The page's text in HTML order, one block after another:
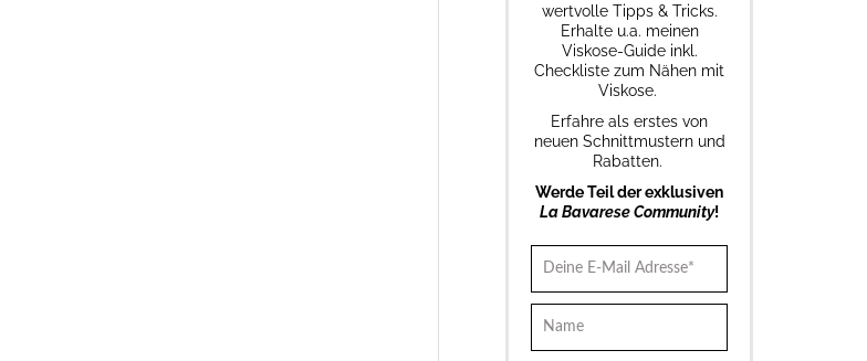
wertvolle Tipps & Tricks.
Erhalte u.a. meinen
Viskose-Guide inkl.
Checkliste zum Nähen mit
Viskose.
Erfahre als erstes von
neuen Schnittmustern und
Rabatten.
Werde Teil der exklusiven
La Bavarese Community!